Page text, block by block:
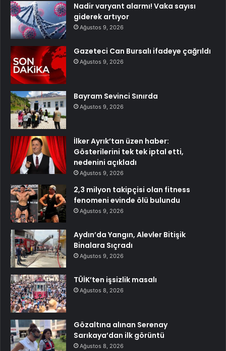
Nadir varyant alarmı! Vaka sayısı
giderek artıyor
Ağustos 9, 2026
Gazeteci Can Bursalı ifadeye çağrıldı
Ağustos 9, 2026
Bayram Sevinci Sınırda
Ağustos 9, 2026
İlker Ayrık’tan üzen haber:
Gösterilerini tek tek iptal etti,
nedenini açıkladı
Ağustos 9, 2026
2,3 milyon takipçisi olan fitness
fenomeni evinde ölü bulundu
Ağustos 9, 2026
Aydın’da Yangın, Alevler Bitişik
Binalara Sıçradı
Ağustos 9, 2026
TÜİK’ten işsizlik masalı
Ağustos 8, 2026
Gözaltına alınan Serenay
Sarıkaya’dan ilk görüntü
Ağustos 8, 2026